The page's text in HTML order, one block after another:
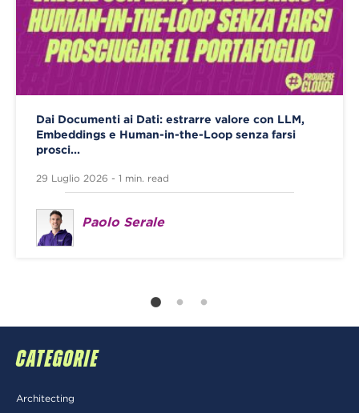
Dai Documenti ai Dati: estrarre valore con LLM,
Embeddings e Human-in-the-Loop senza farsi
prosci...
29 Luglio 2026 - 1 min. read
Paolo Serale
CATEGORIE
Architecting